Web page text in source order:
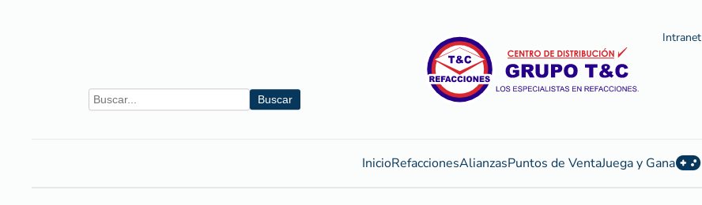
Buscar
Intranet
InicioRefaccionesAlianzasPuntos de VentaJuega y Gana